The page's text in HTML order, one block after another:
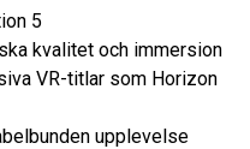
5
kvalitet och immersion
VR-titlar som Horizon
upplevelse